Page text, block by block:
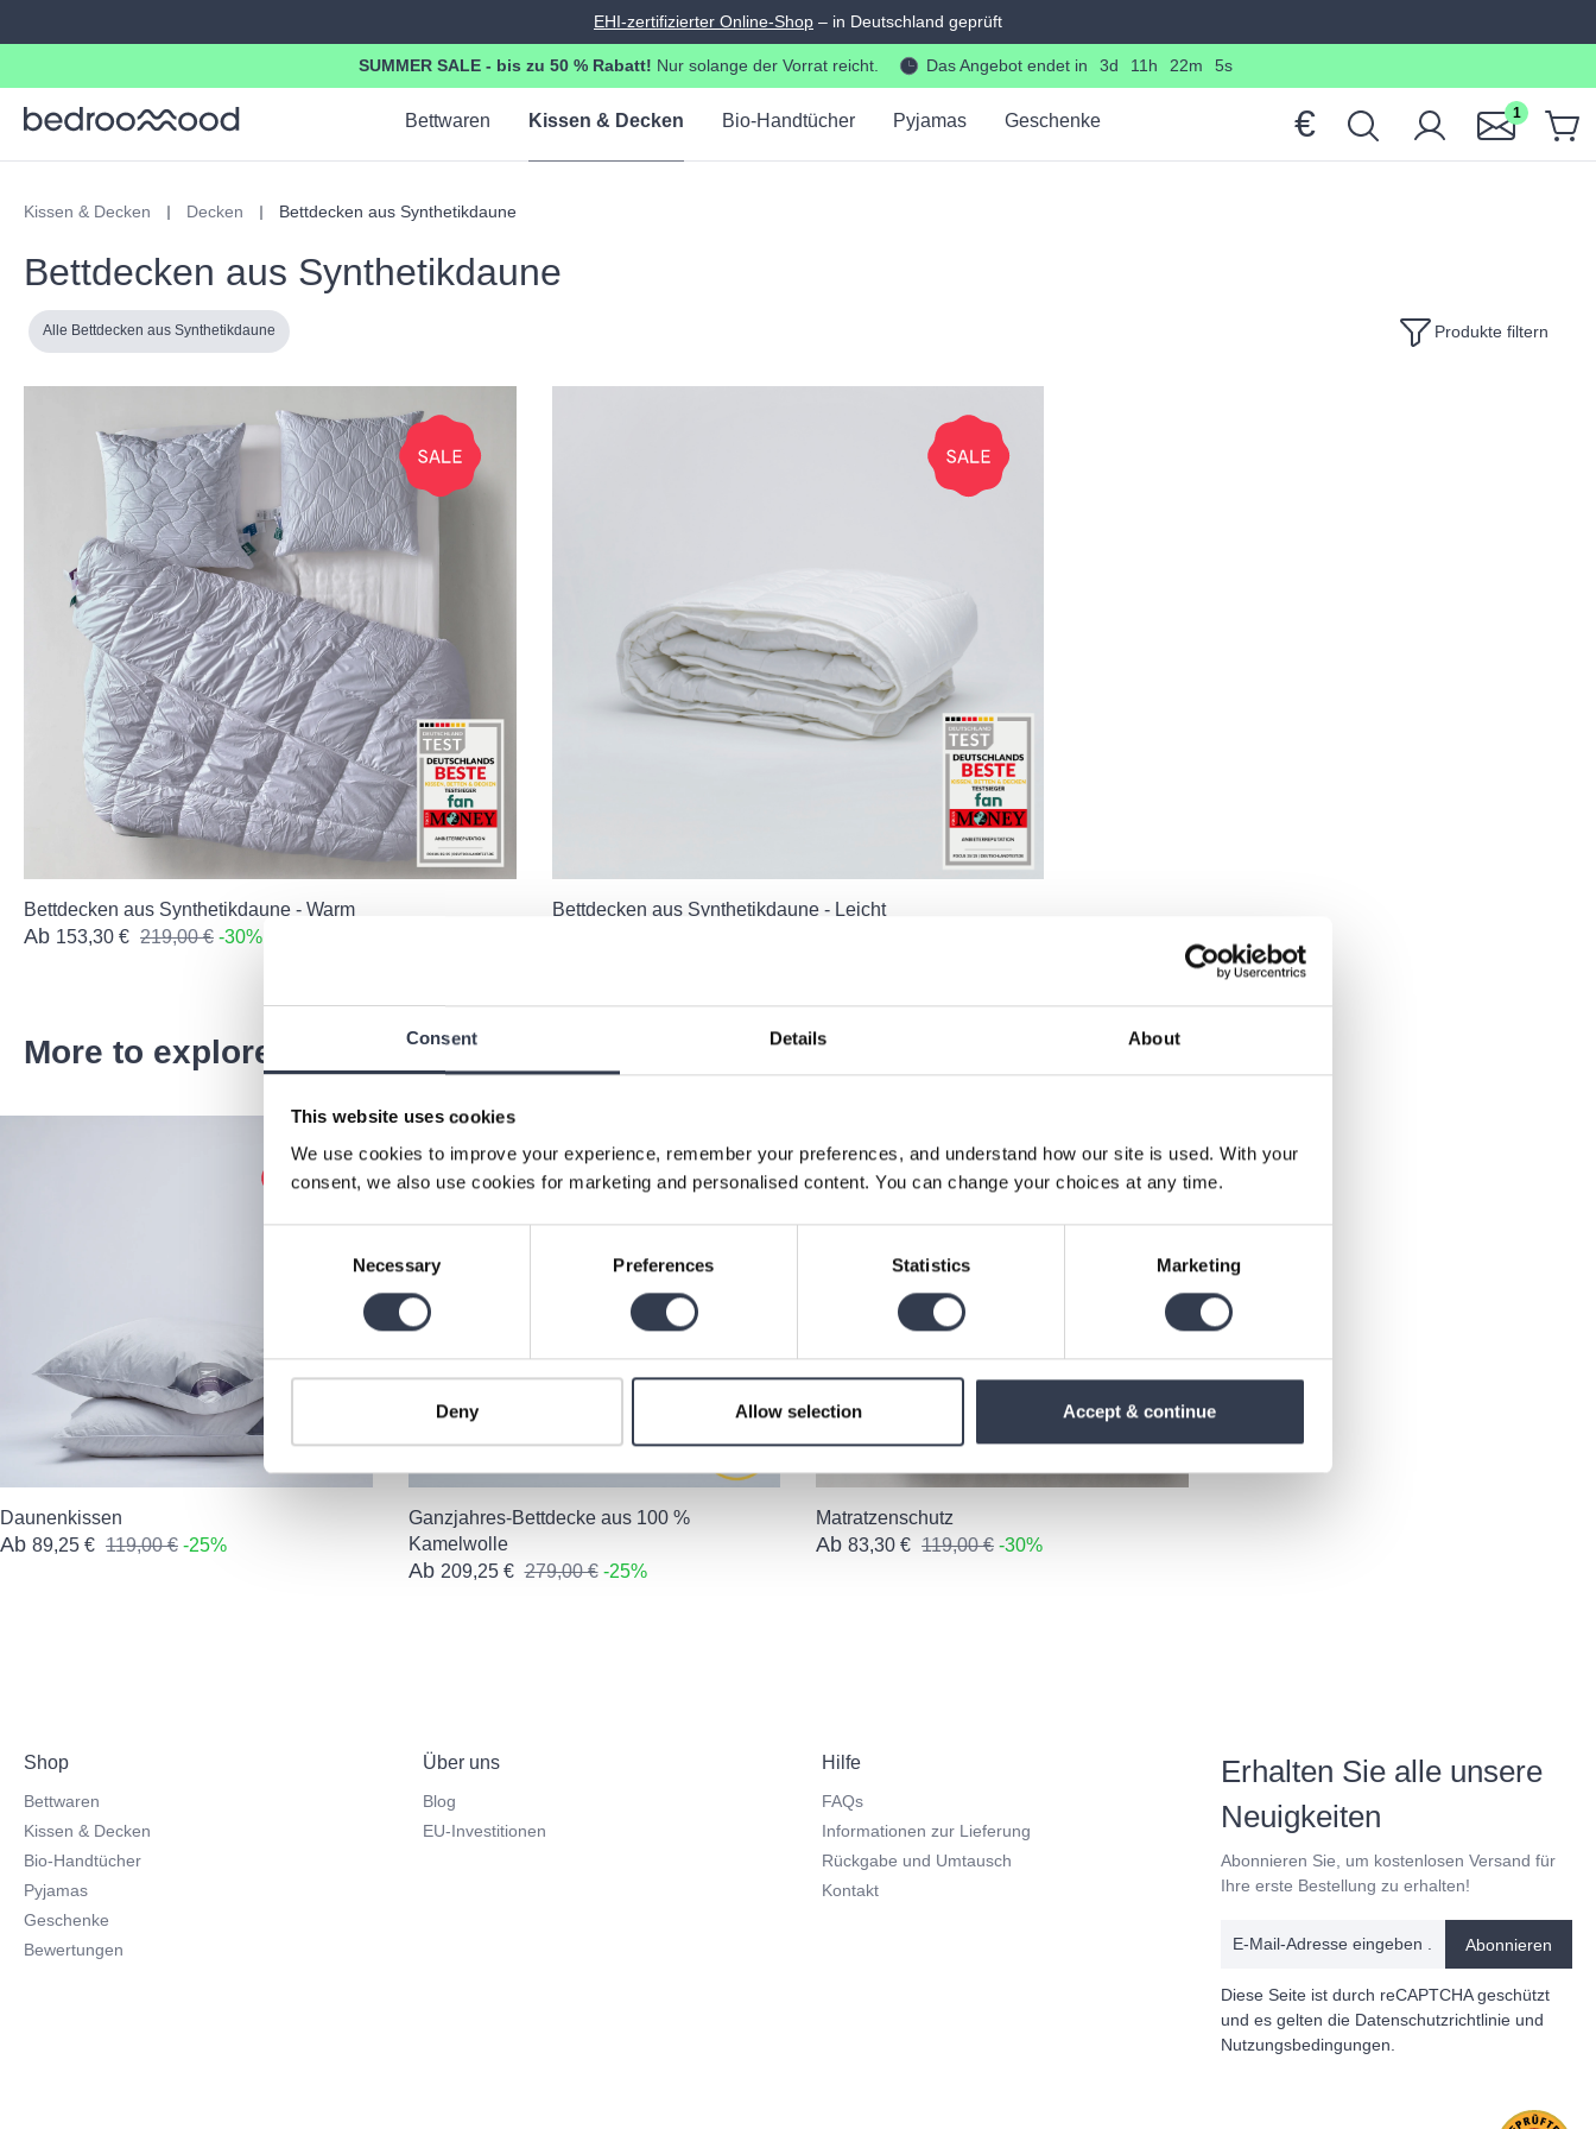
Consent Details About
This website uses cookies
We use cookies to improve your experience, remember your preferences, and understand how our site is used. With your
consent, we also use cookies for marketing and personalised content. You can change your choices at any time.
Necessary Preferences Statistics Marketing
Deny Allow selection Accept & continue
Brauchen Sie Hilfe? ✉info@bedroommood.de
SUMMER SALE - bis zu 50 % Rabatt! Nur solange der Vorrat reicht. Das Angebot endet in 3d 11h 22m 4s
Bettwaren Kissen & Decken Bio-Handtücher Pyjamas Geschenke € 1
Kissen & Decken Decken Bettdecken aus Synthetikdaune
Bettdecken aus Synthetikdaune
Alle Bettdecken aus Synthetikdaune Produkte filtern
Hersteller Bettdeckengröße Preis
Bettdecken aus Synthetikdaune - Warm
Ab 153,30 € 219,00 € -30%
Bettdecken aus Synthetikdaune - Leicht
More to explore
Daunenkissen
Ab 89,25 € 119,00 € -25%
Ganzjahres-Bettdecke aus 100 %
Kamelwolle
Ab 209,25 € 279,00 € -25%
Matratzenschutz
Ab 83,30 € 119,00 € -30%
Shop
Bettwaren
Kissen & Decken
Bio-Handtücher
Pyjamas
Geschenke
Bewertungen
Über uns
Blog
EU-Investitionen
Hilfe
FAQs
Informationen zur Lieferung
Rückgabe und Umtausch
Kontakt
Erhalten Sie alle unsere
Neuigkeiten
Abonnieren Sie, um kostenlosen Versand für
Ihre erste Bestellung zu erhalten!
Abonnieren
Diese Seite ist durch reCAPTCHA geschützt
und es gelten die Datenschutzrichtlinie und
Nutzungsbedingungen